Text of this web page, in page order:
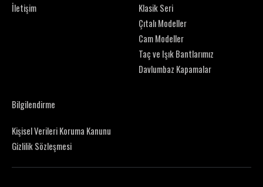
İletişim
Klasik Seri
Çıtalı Modeller
Cam Modeller
Taç ve Işık Bantlarımız
Davlumbaz Kapamalar
Bilgilendirme
Kişisel Verileri Koruma Kanunu
Gizlilik Sözleşmesi